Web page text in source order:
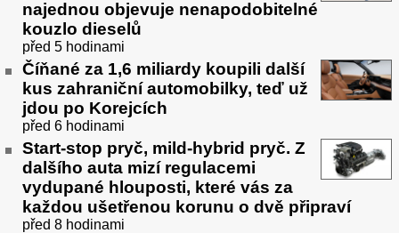
najednou objevuje nenapodobitelné
kouzlo dieselů
před 5 hodinami
Číňané za 1,6 miliardy koupili další
kus zahraniční automobilky, teď už
jdou po Korejcích
před 6 hodinami
Start-stop pryč, mild-hybrid pryč. Z
dalšího auta mizí regulacemi
vydupané hlouposti, které vás za
každou ušetřenou korunu o dvě připraví
před 8 hodinami